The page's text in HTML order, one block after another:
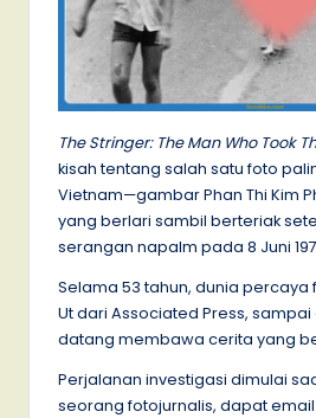
The Stringer: The Man Who Took
kisah tentang salah satu foto
Vietnam—gambar Phan Thi Kim
yang berlari sambil berteriak
serangan napalm pada 8 Juni
Selama 53 tahun, dunia percaya
Ut dari Associated Press,
datang membawa cerita yang
Perjalanan investigasi dimulai
seorang fotojurnalis, dapat